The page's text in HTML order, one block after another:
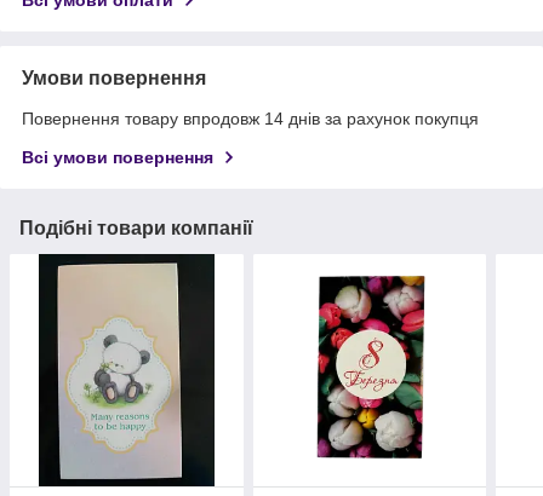
Умови повернення
Повернення товару впродовж 14 днів за рахунок покупця
Всі умови повернення
Подібні товари компанії